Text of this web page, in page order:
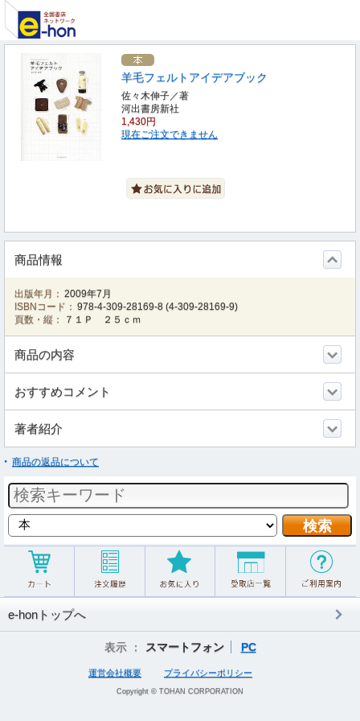
羊毛フェルトアイデアブック
佐々木伸子／著
河出書房新社
1,430円
現在ご注文できません
商品情報
出版年月： 2009年7月
ISBNコード： 978-4-309-28169-8 (4-309-28169-9)
頁数・縦：
７１Ｐ ２５ｃｍ
商品の内容
おすすめコメント
著者紹介
商品の返品について
e-honトップへ
表示 ： スマートフォン PC
運営会社概要 プライバシーポリシー
Copyright © TOHAN CORPORATION